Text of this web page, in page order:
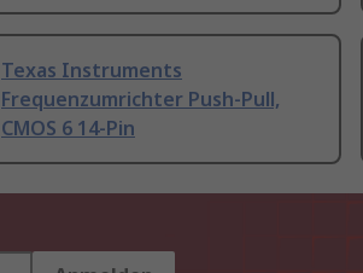
Texas Instruments
Frequenzumrichter Push-Pull,
CMOS 6 14-Pin